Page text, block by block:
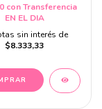
con Transferencia
EN EL DIA
sin interés de
$8.333,33